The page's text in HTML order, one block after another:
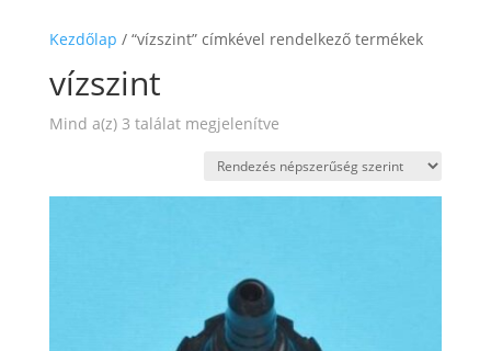
Kezdőlap / “vízszint” címkével rendelkező termékek
vízszint
Mind a(z) 3 találat megjelenítveSorted
popularity